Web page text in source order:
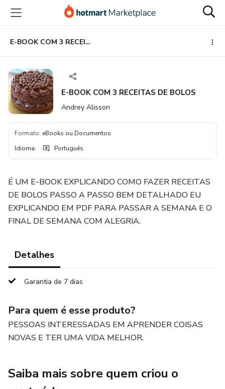
para
conteúdo
principal
para
pagamento
para
rodapé
E-BOOK COM 3 RECEITAS DE BOLOS
E-BOOK COM 3 RECEITAS DE BOLOS
Andrey Alisson
Formato: eBooks ou Documentos
Idioma: Português
É UM E-BOOK EXPLICANDO COMO FAZER RECEITAS
DE BOLOS PASSO A PASSO BEM DETALHADO EU
EXPLICANDO EM PDF PARA PASSAR A SEMANA E O
FINAL DE SEMANA COM ALEGRIA.
Detalhes
Garantia de 7 dias
Para quem é esse produto?
PESSOAS INTERESSADAS EM APRENDER COISAS
NOVAS E TER UMA VIDA MELHOR.
Saiba mais sobre quem criou o